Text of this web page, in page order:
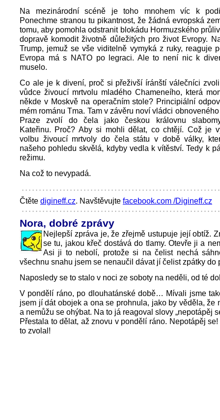
Na mezinárodní scéně je toho mnohem víc k
Ponechme stranou tu pikantnost, že žádná evropská
tomu, aby pomohla odstranit blokádu Hormuzského
dopravě komodit životně důležitých pro život Evropy.
Trump, jemuž se vše viditelně vymyká z ruky, reaguje
Evropa má s NATO po legraci. Ale to není nic k
muselo.
Co ale je k divení, proč si přeživší íránští válečníci
vůdce živoucí mrtvolu mladého Chameneího, která
někde v Moskvě na operačním stole? Principiální
mém románu Tma. Tam v závěru noví vládci
Praze zvolí do čela jako českou královnu
Kateřinu. Proč? Aby si mohli dělat, co chtějí. Což je
volbu živoucí mrtvoly do čela státu v době války,
našeho pohledu skvělá, kdyby vedla k vítěství. Tedy k
režimu.
Na což to nevypadá.
Čtěte digineff.cz. Navštěvujte facebook.com /Digineff.cz
Nora, dobré zprávy
Nejlepší zpráva je, že zřejmě ustupuje její obtíž.
se tu, jakou křeč dostává do tlamy. Otevře ji a
Asi ji to nebolí, protože si na čelist nechá
všechnu snahu jsem se nenaučil dávat jí čelist zpátky do
Naposledy se to stalo v noci ze soboty na neděli, od té
V pondělí ráno, po dlouhatánské době… Mívali jsme
jsem jí dát obojek a ona se prohnula, jako by věděla, že
a nemůžu se ohýbat. Na to já reagoval slovy „nepotápěj
Přestala to dělat, až znovu v pondělí ráno. Nepotápěj
to zvolal!